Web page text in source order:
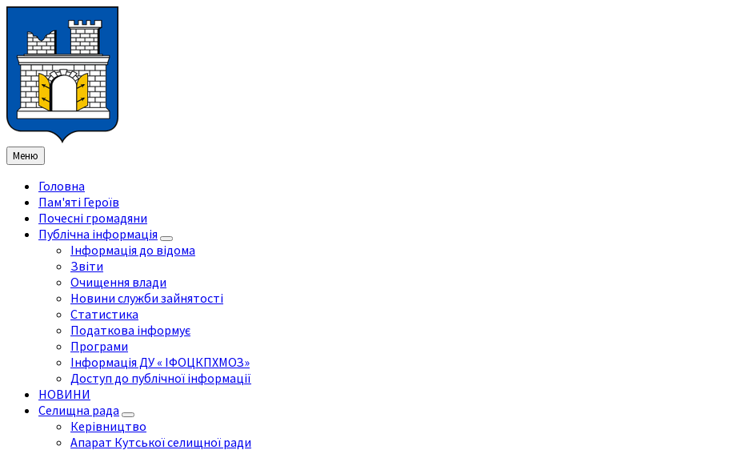
змісту
ліву
бічну
панель
праву
бічну
панель
нижнього
колонтитула
Меню
Головна
Пам'яті Героїв
Почесні громадяни
Публічна інформація
Інформація до відома
Звіти
Очищення влади
Новини служби зайнятості
Статистика
Податкова інформує
Програми
Інформація ДУ « ІФОЦКПХМОЗ»
Доступ до публічної інформації
НОВИНИ
Селищна рада
Керівництво
Апарат Кутської селищної ради